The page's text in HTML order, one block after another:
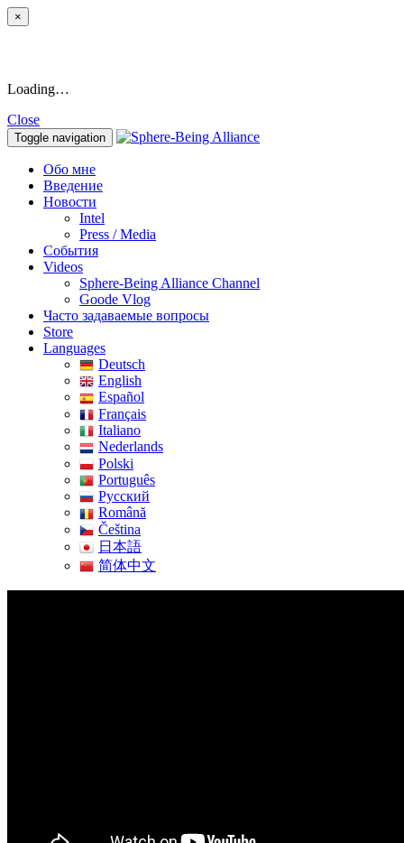
×
Loading…
Close
Toggle navigation
Обо мне
Введение
Новости
Intel
Press / Media
События
Videos
Sphere-Being Alliance Channel
Goode Vlog
Часто задаваемые вопросы
Store
Languages
Deutsch
English
Español
Français
Italiano
Nederlands
Polski
Português
Pусский
Română
Čeština
日本語
简体中文